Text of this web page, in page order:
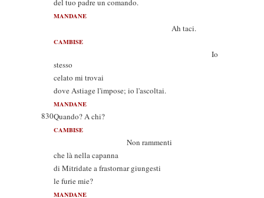
del tuo padre un comando.
MANDANE
Ah taci.
CAMBISE
Io
stesso
celato mi trovai
dove Astiage l'impose; io l'ascoltai.
MANDANE
830Quando? A chi?
CAMBISE
Non rammenti
che là nella capanna
di Mitridate a frastornar giungesti
le furie mie?
MANDANE